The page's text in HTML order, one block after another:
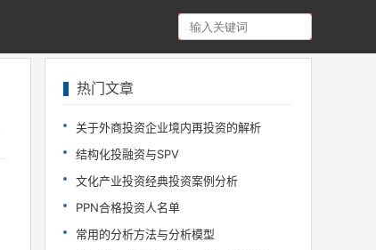
热门文章
关于外商投资企业境内再投资的解析
结构化投融资与SPV
文化产业投资经典投资案例分析
PPN合格投资人名单
常用的分析方法与分析模型